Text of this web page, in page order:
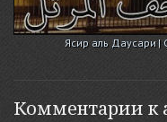
Ясир аль Даусари |
Комментарии к